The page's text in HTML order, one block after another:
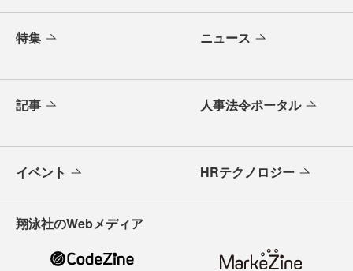
特集 ニュース
記事 人事法令ポータル
イベント HRテクノロジー
翔泳社のWebメディア